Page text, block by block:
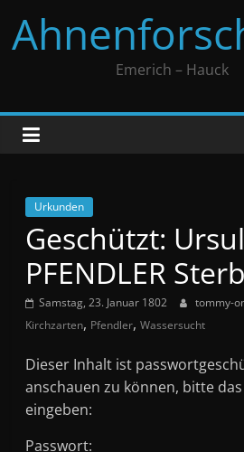
Inhalt
springen
Emerich – Hauck
Urkunden
Geschützt:
PFENDLER
Samstag, 23. Januar 1802 tommy-
Kirchzarten, Pfendler,Wassersucht
Dieser Inhalt ist
anschauen zu können, bitte
eingeben:
Passwort: